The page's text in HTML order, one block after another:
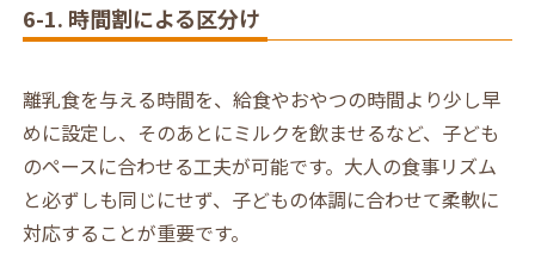
6-1. 時間割による区分け
離乳食を与える時間を、給食やおやつの時間より少し早
めに設定し、そのあとにミルクを飲ませるなど、子ども
のペースに合わせる工夫が可能です。大人の食事リズム
と必ずしも同じにせず、子どもの体調に合わせて柔軟に
対応することが重要です。